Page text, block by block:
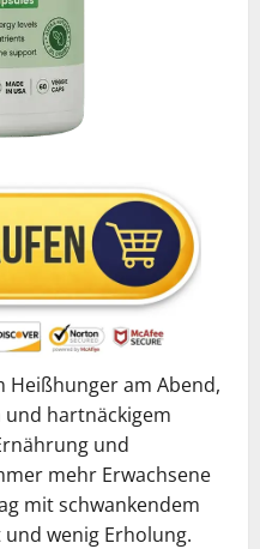
Heißhunger am Abend,
hartnäckigem
und
mehr Erwachsene
mit schwankendem
wenig Erholung.